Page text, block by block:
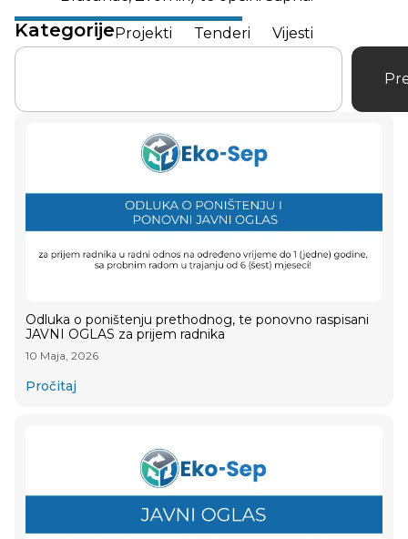
Kategorije Projekti Tenderi Vijesti
Odluka o poništenju prethodnog, te ponovno raspisani
JAVNI OGLAS za prijem radnika
10 Maja, 2026
Pročitaj